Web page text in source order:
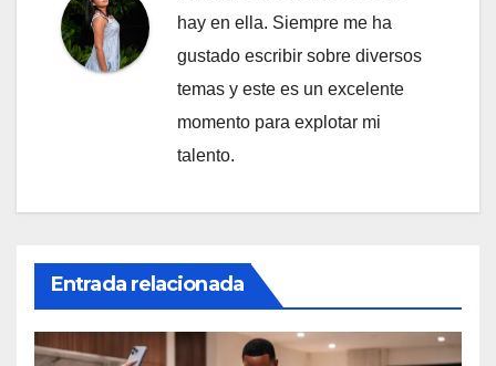
hay en ella. Siempre me ha
gustado escribir sobre diversos
temas y este es un excelente
momento para explotar mi
talento.
Entrada relacionada